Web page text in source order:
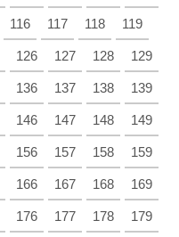
116 117 118 119
126 127 128 129
136 137 138 139
146 147 148 149
156 157 158 159
166 167 168 169
176 177 178 179